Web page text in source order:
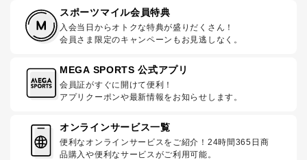
スポーツマイル会員特典
入会当日からオトクな特典が盛りだくさん！
会員さま限定のキャンペーンもお見逃しなく。
MEGA SPORTS 公式アプリ
会員証がすぐに開けて便利！
アプリクーポンや最新情報をお知らせします。
オンラインサービス一覧
便利なオンラインサービスをご紹介！24時間365日商
品購入や便利なサービスがご利用可能。